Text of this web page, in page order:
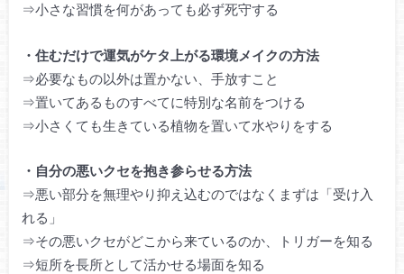
⇒小さな習慣を何があっても必ず死守する
・住むだけで運気がケタ上がる環境メイクの方法
⇒必要なもの以外は置かない、手放すこと
⇒置いてあるものすべてに特別な名前をつける
⇒小さくても生きている植物を置いて水やりをする
・自分の悪いクセを抱き参らせる方法
⇒悪い部分を無理やり抑え込むのではなくまずは「受け入
れる」
⇒その悪いクセがどこから来ているのか、トリガーを知る
⇒短所を長所として活かせる場面を知る